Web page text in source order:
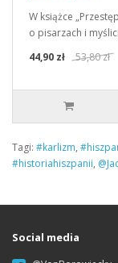
W książce
o pisarzach i
44,90 zł
53,80 zł
Tagi: #karlizm,
#historiahiszpanii,
Social media